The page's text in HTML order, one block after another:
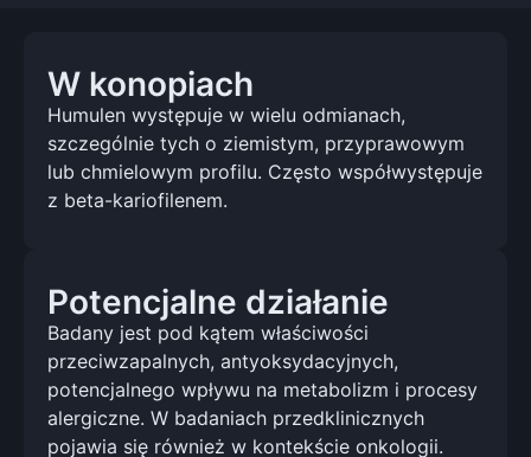
W konopiach
Humulen występuje w wielu odmianach,
szczególnie tych o ziemistym, przyprawowym
lub chmielowym profilu. Często współwystępuje
z beta-kariofilenem.
Potencjalne działanie
Badany jest pod kątem właściwości
przeciwzapalnych, antyoksydacyjnych,
potencjalnego wpływu na metabolizm i procesy
alergiczne. W badaniach przedklinicznych
pojawia się również w kontekście onkologii.